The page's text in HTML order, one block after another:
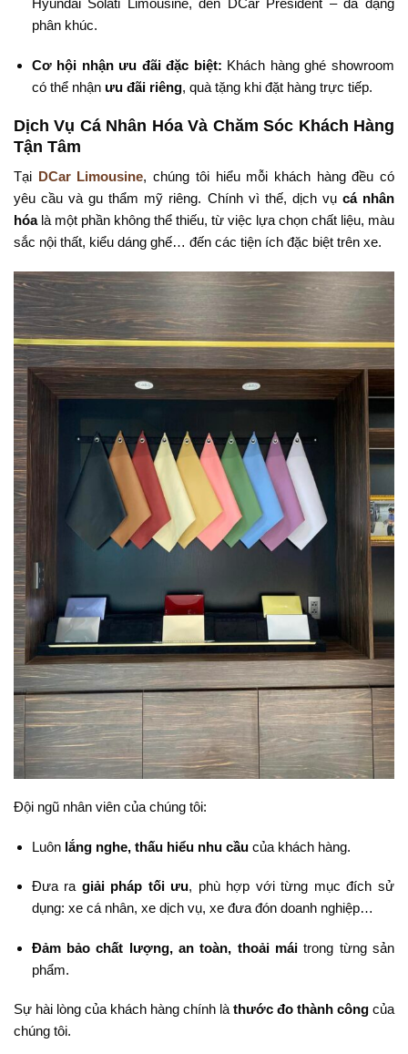
Hyundai Solati Limousine, đến DCar President – đa dạng
phân khúc.
Cơ hội nhận ưu đãi đặc biệt: Khách hàng ghé showroom
có thể nhận ưu đãi riêng, quà tặng khi đặt hàng trực tiếp.
Dịch Vụ Cá Nhân Hóa Và Chăm Sóc Khách Hàng
Tận Tâm
Tại DCar Limousine, chúng tôi hiểu mỗi khách hàng đều có
yêu cầu và gu thẩm mỹ riêng. Chính vì thế, dịch vụ cá nhân
hóalà một phần không thể thiếu, từ việc lựa chọn chất liệu, màu
sắc nội thất, kiểu dáng ghế… đến các tiện ích đặc biệt trên xe.
Đội ngũ nhân viên của chúng tôi:
Luôn lắng nghe, thấu hiểu nhu cầucủa khách hàng.
Đưa ra giải pháp tối ưu, phù hợp với từng mục đích sử
dụng: xe cá nhân, xe dịch vụ, xe đưa đón doanh nghiệp…
Đảm bảo chất lượng, an toàn, thoải máitrong từng sản
phẩm.
Sự hài lòng của khách hàng chính là thước đo thành công của
chúng tôi.